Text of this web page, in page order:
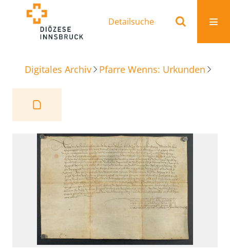
Detailsuche
Digitales Archiv Pfarre Wenns: Urkunden